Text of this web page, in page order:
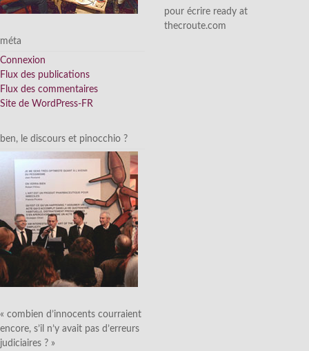
méta
Connexion
Flux des publications
Flux des commentaires
Site de WordPress-FR
ben, le discours et pinocchio ?
« combien d’innocents courraient
encore, s’il n’y avait pas d’erreurs
judiciaires ? »
pour écrire ready at
thecroute.com